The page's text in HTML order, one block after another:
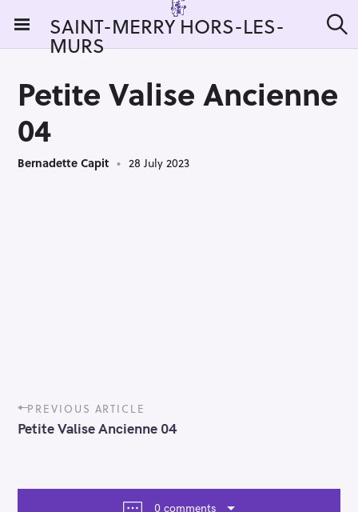
i
SAINT-MERRY HORS-LES-
MURS e
c
h
Petite Valise Ancienne
04
Bernadette Capit 28 July 2023
P
o
s
a
PREVIOUS ARTICLE
Petite Valise Ancienne 04
0 comments